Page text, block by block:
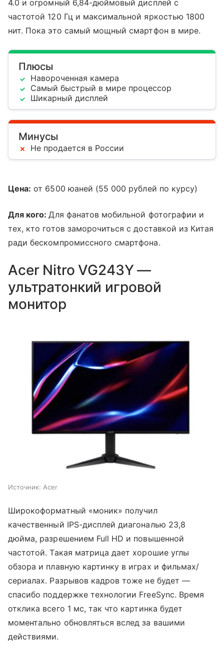
4.0 и огромный 6,84-дюймовый дисплей с
частотой 120 Гц и максимальной яркостью 1800
нит. Пока это самый мощный смартфон в мире.
Плюсы
Навороченная камера
Самый быстрый в мире процессор
Шикарный дисплей
Минусы
Не продается в России
Цена: от 6500 юаней (55 000 рублей по курсу)
Для кого:Для фанатов мобильной фотографии и
тех, кто готов заморочиться с доставкой из Китая
ради бескомпромиссного смартфона.
Acer Nitro VG243Y —
ультратонкий игровой
монитор
Источник: Acer
Широкоформатный «моник» получил
качественный IPS-дисплей диагональю 23,8
дюйма, разрешением Full HD и повышенной
частотой. Такая матрица дает хорошие углы
обзора и плавную картинку в играх и фильмах/
сериалах. Разрывов кадров тоже не будет —
спасибо поддержке технологии FreeSync. Время
отклика всего 1 мс, так что картинка будет
моментально обновляться вслед за вашими
действиями.